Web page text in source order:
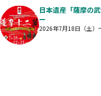
日本遺産「薩摩の
ー
2026年7月18日（土）